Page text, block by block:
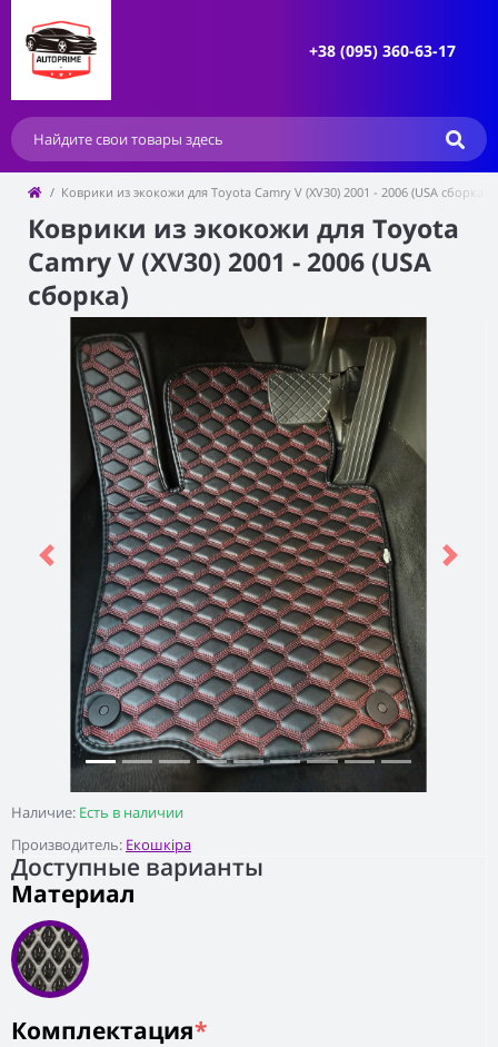
+38 (095) 360-63-17
Коврики из экокожи для Toyota Camry V (XV30) 2001 - 2006 (USA сборка)
Коврики из экокожи для Toyota
Camry V (XV30) 2001 - 2006 (USA
сборка)
Наличие: Есть в наличии
Производитель: Екошкіра
Previous Next
Доступные варианты
Материал
Комплектация*